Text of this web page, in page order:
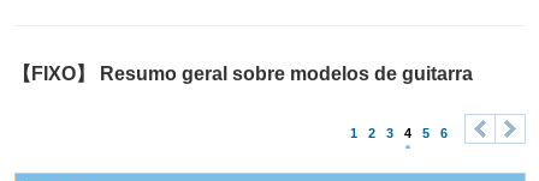
【FIXO】 Resumo geral sobre modelos de guitarra
1 2 3 4 5 6
< >